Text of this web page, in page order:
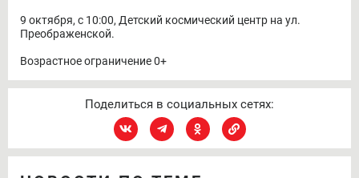
9 октября, с 10:00, Детский космический центр на ул.
Преображенской.
Возрастное ограничение 0+
Поделиться в социальных сетях: